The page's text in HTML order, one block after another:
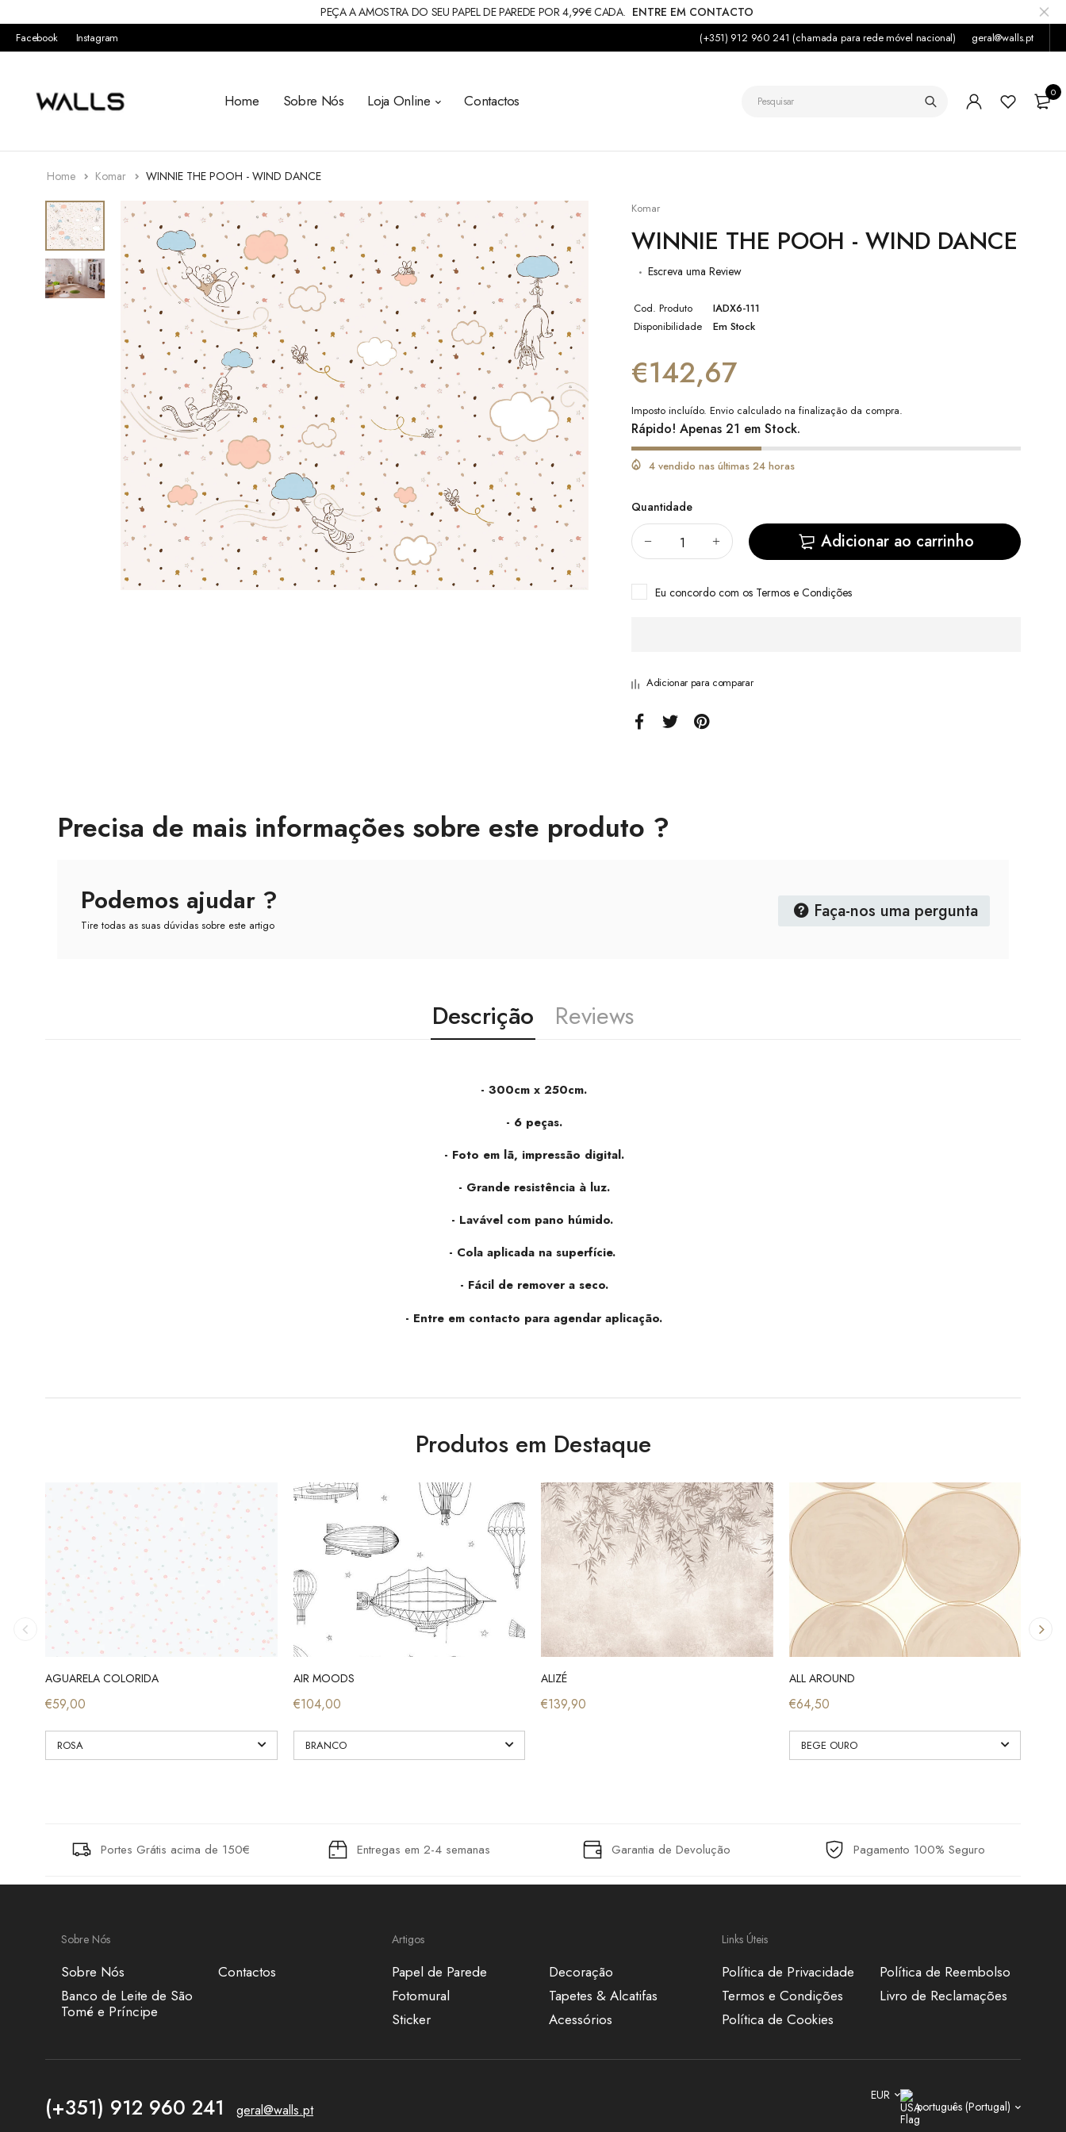
PEÇA A AMOSTRA DO SEU PAPEL DE PAREDE POR 4,99€ CADA. ENTRE EM CONTACTO
Facebook Instagram (+351) 912 960 241 (chamada para rede móvel nacional) geral@walls.pt
Home Sobre Nós Loja Online Contactos 0
Home Komar WINNIE THE POOH - WIND DANCE
Komar
WINNIE THE POOH - WIND DANCE
Escreva uma Review
Cod. Produto
IADX6-111
Disponibilidade
Em Stock
€142,67
Imposto incluído.Envio calculado na finalização da compra.
Rápido! Apenas 21 em Stock.
4 vendido nas últimas 24 horas
Quantidade
Adicionar ao carrinho
Eu concordo comos Termos e Condições
Adicionar para comparar
Precisa de mais informações sobre este produto ?
Podemos ajudar ?
Tire todas as suas dúvidas sobre este artigo
Faça-nos uma pergunta
Descrição Reviews
- 300cm x 250cm.
- 6 peças.
- Foto em lã, impressão digital.
- Grande resistência à luz.
- Lavável com pano húmido.
- Cola aplicada na superfície.
- Fácil de remover a seco.
- Entre em contacto para agendar aplicação.
Produtos em Destaque
AGUARELA COLORIDA
€59,00
AIR MOODS
€104,00
ALIZÉ
€139,90
ALL AROUND
€64,50
Portes Grátis acima de 150€ Entregas em 2-4 semanas Garantia de Devolução Pagamento 100% Seguro
Sobre Nós
Sobre Nós
Banco de Leite de São
Tomé e Príncipe
Contactos
Artigos
Papel de Parede
Fotomural
Sticker
Decoração
Tapetes & Alcatifas
Acessórios
Links Úteis
Política de Privacidade
Termos e Condições
Política de Cookies
Política de Reembolso
Livro de Reclamações
(+351) 912 960 241 geral@walls.pt
EUR
português (Portugal)